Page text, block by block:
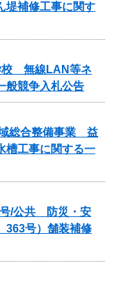
補修工事に関す
校 無線LAN等ネ
般競争入札公告
総合整備事業 益
槽工事に関する一
号/公共 防災・安
363号）舗装補修